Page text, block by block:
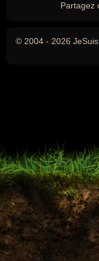
Partagez
© 2004 - 2026